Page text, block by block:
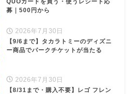
QUOカードを買う・使うレシート応
募｜500円から
2026年7月30日
【9/6まで】タカラトミーのディズニ
ー商品でパークチケットが当たる
2026年7月30日
【8/31まで・購入不要】レゴ フレン